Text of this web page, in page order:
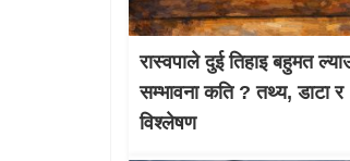
रास्वपाले दुई तिहाइ बहुमत
सम्भावना कति ? तथ्य, डाटा र
विश्लेषण